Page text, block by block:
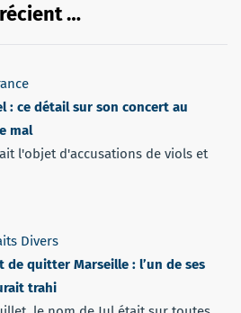
…
: ce détail sur son concert au
mal
l'objet d'accusations de viols et
Divers
de quitter Marseille : l’un de ses
trahi